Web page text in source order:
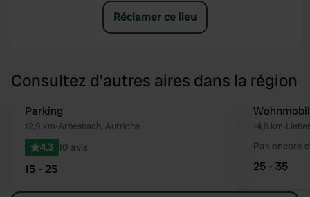
Réclamer ce lieu
Consultez d'autres aires dans la région
Préféré
Parking
12,9 km•Arbesbach, Autriche
4.3 10 avis
15 - 25
14,8 km•
Pas encore
25 - 35